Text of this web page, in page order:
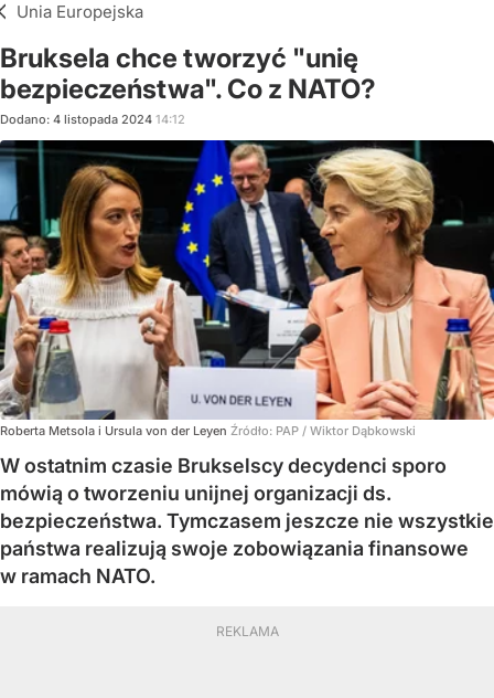
Unia Europejska
Bruksela chce tworzyć "unię
bezpieczeństwa". Co z NATO?
Dodano: 4 listopada 2024 14:12
Roberta Metsola i Ursula von der Leyen Źródło: PAP / Wiktor Dąbkowski
W ostatnim czasie Brukselscy decydenci sporo
mówią o tworzeniu unijnej organizacji ds.
bezpieczeństwa. Tymczasem jeszcze nie wszystkie
państwa realizują swoje zobowiązania finansowe
w ramach NATO.